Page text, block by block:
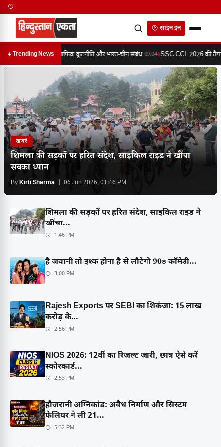
साइन इन
Trending Newsकार्टोग्राफिक कूटनीति और भारत-चीन संबंध 09:04 SSC CGL 2026 की
खबरें
शिमला की सड़कों पर हरित संदेश, साइकिल राइड ने खींचा
सबका ध्यान
ByKirti Sharma | 06 Jun 2026, 01:46 PM
शिमला की सड़कों पर हरित संदेश, साइकिल राइड ने
खींचा...
1:46 PM
है जवानी तो इश्क होना है से लौटेगी 90s कॉमेडी...
3:00 PM
Rajesh Exports पर SEBI का शिकंजा: 15 लाख
करोड़ के...
2:56 PM
NIOS 2026: 12वीं का रिजल्ट जारी, छात्र ऐसे करें
स्कोरकार्ड...
2:53 PM
हौजरानी अग्निकांड: अवैध निर्माण और सिस्टम
फेलियर ने ली 21...
5:32 PM